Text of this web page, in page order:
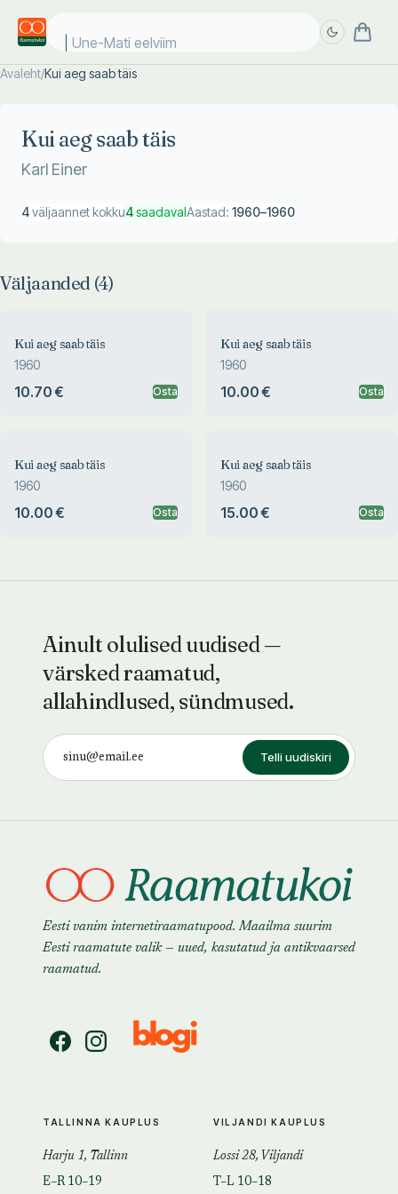
Une-Mati eelviima
Avaleht/Kui aeg saab täis
Kui aeg saab täis
Karl Einer
4väljaannet kokku4saadavalAastad: 1960–1960
Väljaanded (4)
Kui aeg saab täis
1960
10.70 € Osta
Kui aeg saab täis
1960
10.00 € Osta
Kui aeg saab täis
1960
10.00 € Osta
Kui aeg saab täis
1960
15.00 € Osta
Ainult olulised uudised —
värsked raamatud,
allahindlused, sündmused.
Telli uudiskiri
Eesti vanim internetiraamatupood. Maailma suurim
Eesti raamatute valik — uued, kasutatud ja antikvaarsed
raamatud.
TALLINNA KAUPLUS
Harju 1, Tallinn
E–R 10–19
VILJANDI KAUPLUS
Lossi 28, Viljandi
T–L 10–18